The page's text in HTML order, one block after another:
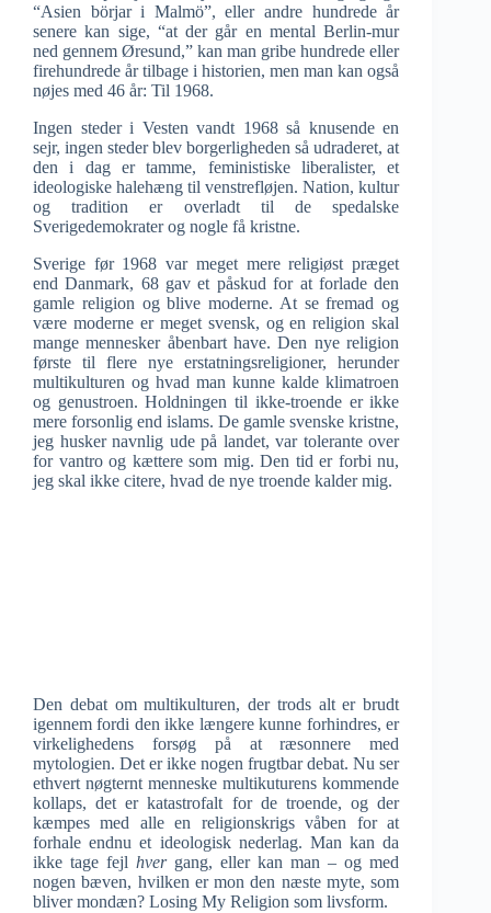
“Asien börjar i Malmö”, eller andre hundrede år
senere kan sige, “at der går en mental Berlin-mur
ned gennem Øresund,” kan man gribe hundrede eller
firehundrede år tilbage i historien, men man kan også
nøjes med 46 år: Til 1968.
Ingen steder i Vesten vandt 1968 så knusende en
sejr, ingen steder blev borgerligheden så udraderet, at
den i dag er tamme, feministiske liberalister, et
ideologiske halehæng til venstrefløjen. Nation, kultur
og tradition er overladt til de spedalske
Sverigedemokrater og nogle få kristne.
Sverige før 1968 var meget mere religiøst præget
end Danmark, 68 gav et påskud for at forlade den
gamle religion og blive moderne. At se fremad og
være moderne er meget svensk, og en religion skal
mange mennesker åbenbart have. Den nye religion
første til flere nye erstatningsreligioner, herunder
multikulturen og hvad man kunne kalde klimatroen
og genustroen. Holdningen til ikke-troende er ikke
mere forsonlig end islams. De gamle svenske kristne,
jeg husker navnlig ude på landet, var tolerante over
for vantro og kættere som mig. Den tid er forbi nu,
jeg skal ikke citere, hvad de nye troende kalder mig.
Den debat om multikulturen, der trods alt er brudt
igennem fordi den ikke længere kunne forhindres, er
virkelighedens forsøg på at ræsonnere med
mytologien. Det er ikke nogen frugtbar debat. Nu ser
ethvert nøgternt menneske multikuturens kommende
kollaps, det er katastrofalt for de troende, og der
kæmpes med alle en religionskrigs våben for at
forhale endnu et ideologisk nederlag. Man kan da
ikke tage fejlhvergang, eller kan man – og med
nogen bæven, hvilken er mon den næste myte, som
bliver mondæn? Losing My Religion som livsform.